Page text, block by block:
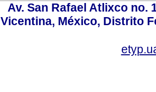
Av. San Rafael Atlixco no.
Vicentina, México, Distrito